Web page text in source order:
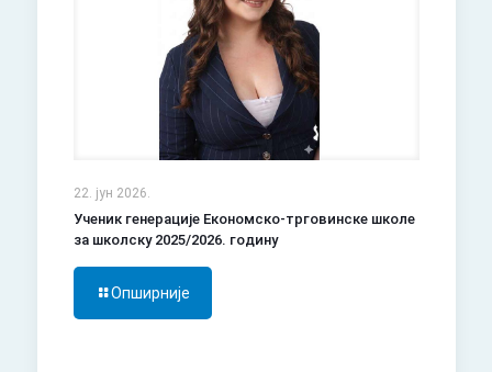
22. јун 2026.
Ученик генерације Економско-трговинске школе
за школску 2025/2026. годину
Опширније